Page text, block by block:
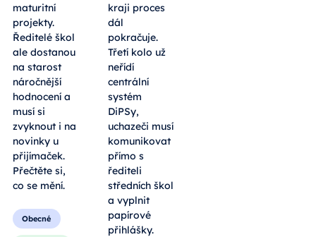
maturitní
projekty.
Ředitelé škol
ale dostanou
na starost
náročnější
hodnocení a
musí si
zvyknout i na
novinky u
přijímaček.
Přečtěte si,
co se mění.
Obecné
kraji proces
dál
pokračuje.
Třetí kolo už
neřídí
centrální
systém
DiPSy,
uchazeči musí
komunikovat
přímo s
řediteli
středních škol
a vyplnit
papírové
přihlášky.